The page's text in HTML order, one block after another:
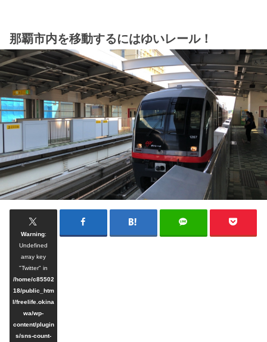
那覇市内を移動するにはゆいレール！
Warning:
Undefined
array key
"Twitter" in
/home/c85502
18/public_htm
l/freelife.okina
wa/wp-
content/plugin
s/sns-count-